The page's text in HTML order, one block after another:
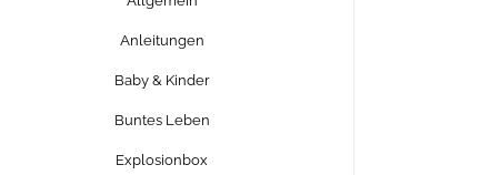
Anleitungen
Baby & Kinder
Buntes Leben
Explosionbox